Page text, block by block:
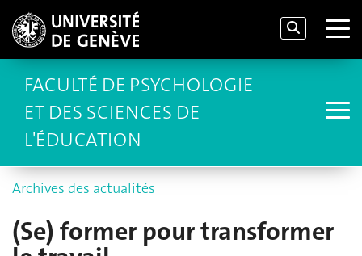
FACULTÉ DE PSYCHOLOGIE
ET DES SCIENCES DE
L'ÉDUCATION
Archives des actualités
(Se) former pour transformer